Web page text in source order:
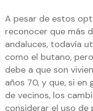
A pesar de estos
reconocer que más
andaluces, todavía
como el butano,
debe a que son
años 70, y que, si
de vecinos, los
considerar el uso de